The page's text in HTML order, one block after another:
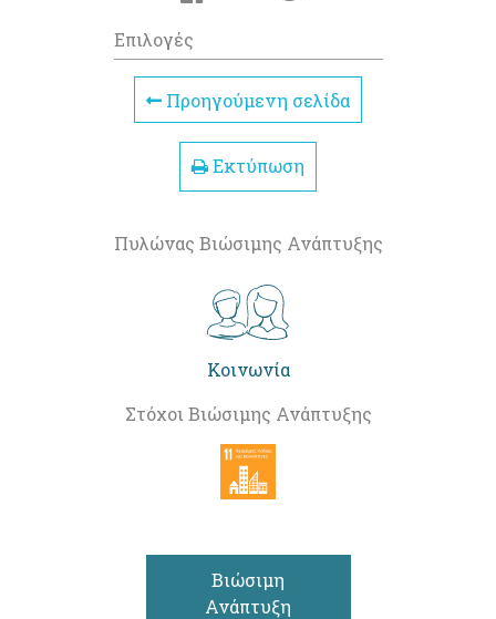
Επιλογές
Προηγούμενη σελίδα
Εκτύπωση
Πυλώνας Βιώσιμης Ανάπτυξης
Κοινωνία
Στόχοι Βιώσιμης Ανάπτυξης
Βιώσιμη
Ανάπτυξη